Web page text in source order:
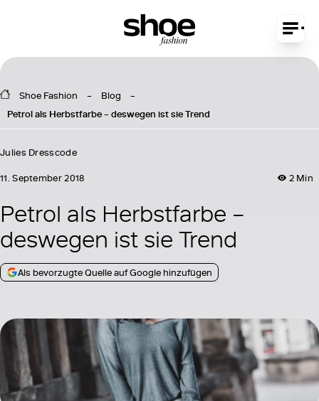
Shoe Fashion
Blog
Petrol als Herbstfarbe – deswegen ist sie Trend
Julies Dresscode
2 Min
11. September 2018
Petrol als Herbstfarbe –
deswegen ist sie Trend
Als bevorzugte Quelle auf Google hinzufügen